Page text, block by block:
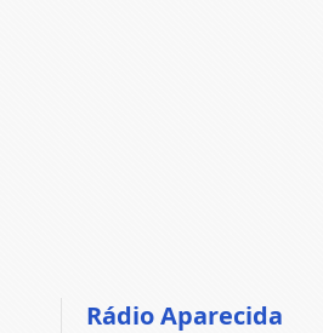
Rádio Aparecida